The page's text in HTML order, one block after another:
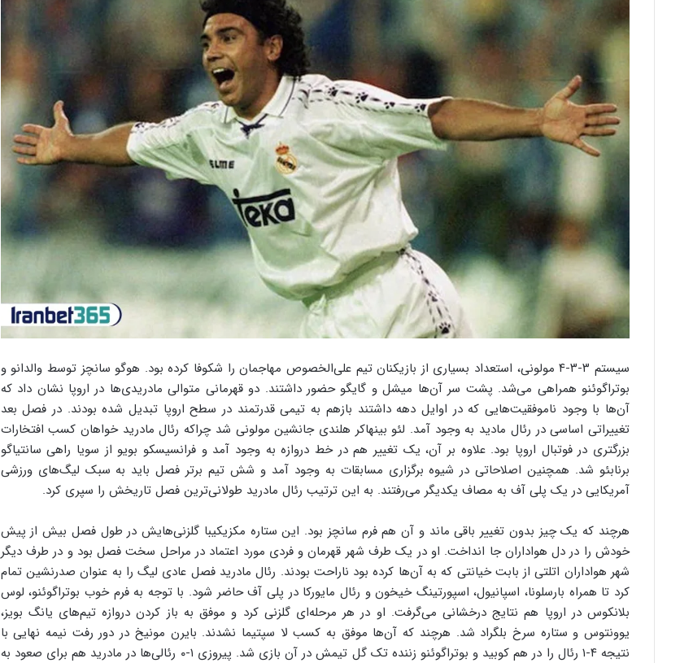
سیستم ۳-۳-۴ مولونی، استعداد بسیاری از بازیکنان تیم علی‌الخصوص مهاجمان را شکوفا کرده بود. هوگو سانچز توسط والدانو و
بوتراگوئنو همراهی می‌شد. پشت سر آن‌ها میشل و گایگو حضور داشتند. دو قهرمانی متوالی مادریدی‌ها در اروپا نشان داد که
آن‌ها با وجود ناموفقیت‌هایی که در اوایل دهه داشتند بازهم به تیمی قدرتمند در سطح اروپا تبدیل شده بودند. در فصل بعد
تغییراتی اساسی در رئال مادید به وجود آمد. لئو بینهاکر هلندی جانشین مولونی شد چرا‌که رئال مادرید خواهان کسب افتخارات
بزرگتری در فوتبال اروپا بود. علاوه بر آن، یک تغییر هم در خط دروازه به وجود آمد و فرانسیسکو بویو از سویا راهی سانتیاگو
برنابئو شد. همچنین اصلاحاتی در شیوه برگزاری مسابقات به وجود آمد و شش تیم برتر فصل باید به سبک لیگ‌های ورزشی
آمریکایی در یک پلی آف به مصاف یکدیگر می‌رفتند. به این ترتیب رئال مادرید طولانی‌ترین فصل تاریخش را سپری کرد.
هرچند که یک چیز بدون تغییر باقی ماند و آن هم فرم سانچز بود. این ستاره مکزیکیبا گلزنی‌هایش در طول فصل بیش از پیش
خودش را در دل هواداران جا انداخت. او در یک طرف شهر قهرمان و فردی مورد اعتماد در مراحل سخت فصل بود و در طرف دیگر
شهر هواداران اتلتی از بابت خیانتی که به آن‌ها کرده بود ناراحت بودند. رئال مادرید فصل عادی لیگ را به عنوان صدرنشین تمام
کرد تا همراه بارسلونا، اسپانیول، اسپورتینگ خیخون و رئال مایورکا در پلی آف حاضر شود. با توجه به فرم خوب بوتراگوئنو، لوس
بلانکوس در اروپا هم نتایج درخشانی می‌گرفت. او در هر مرحله‌ای گلزنی کرد و موفق به باز کردن دروازه تیم‌های یانگ بویز،
یوونتوس و ستاره سرخ بلگراد شد. هرچند که آن‌ها موفق به کسب لا سپتیما نشدند. بایرن مونیخ در دور رفت نیمه نهایی با
نتیجه ۴-۱ رئال را در هم کوبید و بوتراگوئنو زننده تک گل تیمش در آن بازی شد. پیروزی ۱-۰ رئالی‌ها در مادرید هم برای صعود به